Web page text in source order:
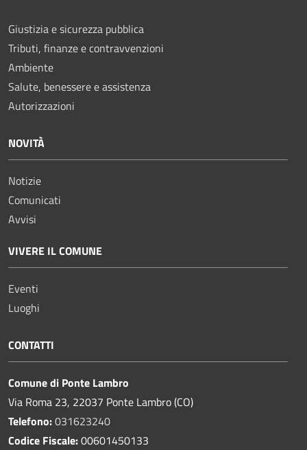
Giustizia e sicurezza pubblica
Tributi, finanze e contravvenzioni
Ambiente
Salute, benessere e assistenza
Autorizzazioni
NOVITÀ
Notizie
Comunicati
Avvisi
VIVERE IL COMUNE
Eventi
Luoghi
CONTATTI
Comune di Ponte Lambro
Via Roma 23, 22037 Ponte Lambro (CO)
Telefono:031623240
Codice Fiscale:00601450133